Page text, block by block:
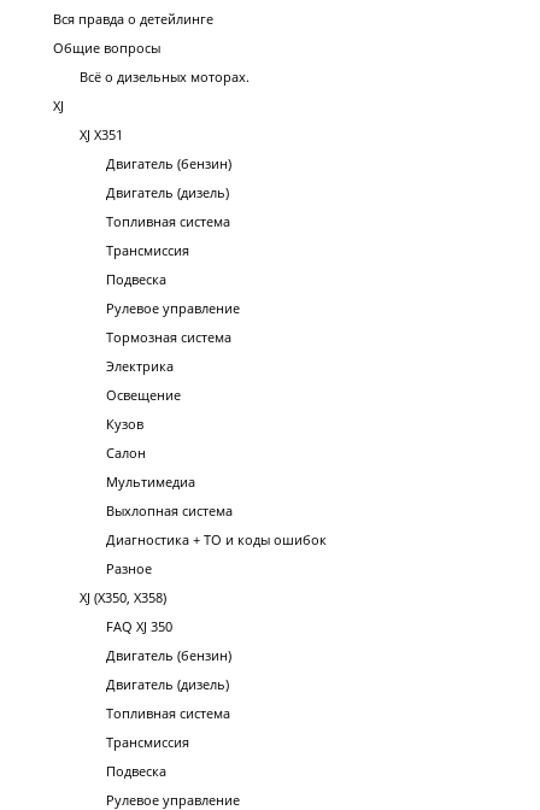
Вся правда о детейлинге
Общие вопросы
Всё о дизельных моторах.
XJ
XJ X351
Двигатель (бензин)
Двигатель (дизель)
Топливная система
Трансмиссия
Подвеска
Рулевое управление
Тормозная система
Электрика
Освещение
Кузов
Салон
Мультимедиа
Выхлопная система
Диагностика + ТО и коды ошибок
Разное
XJ (X350, X358)
FAQ XJ 350
Двигатель (бензин)
Двигатель (дизель)
Топливная система
Трансмиссия
Подвеска
Рулевое управление